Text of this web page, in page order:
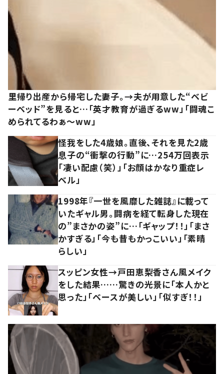
里帰り出産から帰宅した妻子。→夫が用意した“ベビ
ーベッド”を見ると…「英才教育が過ぎるww」「闘魂こ
められてるわぁ～ww」
怪我をした4歳娘。直後、それを見た2歳
息子の“衝撃の行動”に…254万回表示
「凄い配慮（笑）」「お顔はかなり重症レ
ベル」
1998年『一世を風靡した雑誌』に載って
いたギャル男。闘病を経て転身した現在
の”まさかの姿”に…「ギャップ！！」「まさ
かすぎる」「今も昔もかっこいい」「素晴
らしい」
スッピン女性→戸田恵梨香さん風メイク
をした結果……驚きの光景に「本人かと
思った」「ベースが美しい」「似すぎ！！」